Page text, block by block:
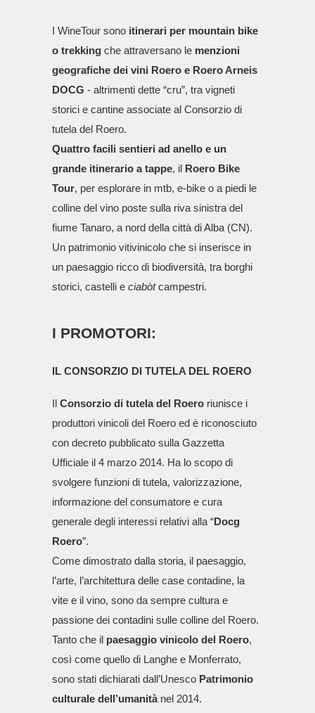
I WineTour sono itinerari per mountain bike
o trekking che attraversano le menzioni
geografiche dei vini Roero e Roero Arneis
DOCG - altrimenti dette “cru”, tra vigneti
storici e cantine associate al Consorzio di
tutela del Roero.
Quattro facili sentieri ad anello e un
grande itinerario a tappe, il Roero Bike
Tour, per esplorare in mtb, e-bike o a piedi le
colline del vino poste sulla riva sinistra del
fiume Tanaro, a nord della città di Alba (CN).
Un patrimonio vitivinicolo che si inserisce in
un paesaggio ricco di biodiversità, tra borghi
storici, castelli e ciabòtcampestri.
I PROMOTORI:
IL CONSORZIO DI TUTELA DEL ROERO
Il Consorzio di tutela del Roero riunisce i
produttori vinicoli del Roero ed è riconosciuto
con decreto pubblicato sulla Gazzetta
Ufficiale il 4 marzo 2014. Ha lo scopo di
svolgere funzioni di tutela, valorizzazione,
informazione del consumatore e cura
generale degli interessi relativi alla “Docg
Roero”.
Come dimostrato dalla storia, il paesaggio,
l’arte, l’architettura delle case contadine, la
vite e il vino, sono da sempre cultura e
passione dei contadini sulle colline del Roero.
Tanto che il paesaggio vinicolo del Roero,
così come quello di Langhe e Monferrato,
sono stati dichiarati dall’Unesco Patrimonio
culturale dell’umanitànel 2014.